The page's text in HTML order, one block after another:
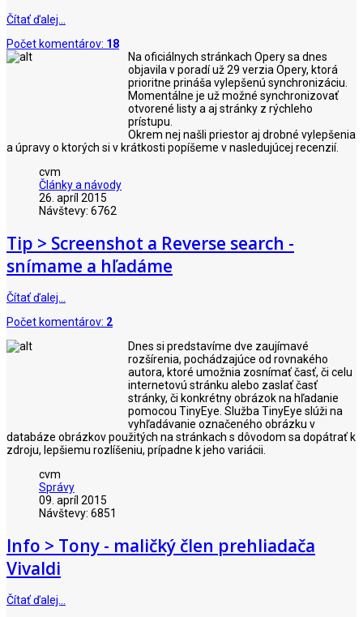
Čítať ďalej…
Počet komentárov: 18
Na oficiálnych stránkach Opery sa dnes
objavila v poradí už 29 verzia Opery, ktorá
prioritne prináša vylepšenú synchronizáciu.
Momentálne je už možné synchronizovať
otvorené listy a aj stránky z rýchleho
prístupu.
Okrem nej našli priestor aj drobné vylepšenia
a úpravy o ktorých si v krátkosti popíšeme v nasledujúcej recenzií.
cvm
Články a návody
26. apríl 2015
Návštevy: 6762
Tip > Screenshot a Reverse search -
snímame a hľadáme
Čítať ďalej…
Počet komentárov: 2
Dnes si predstavíme dve zaujímavé
rozšírenia, pochádzajúce od rovnakého
autora, ktoré umožnia zosnímať časť, či celu
internetovú stránku alebo zaslať časť
stránky, či konkrétny obrázok na hľadanie
pomocou TinyEye. Služba TinyEye slúži na
vyhľadávanie označeného obrázku v
databáze obrázkov použitých na stránkach s dôvodom sa dopátrať k
zdroju, lepšiemu rozlíšeniu, prípadne k jeho variácii.
cvm
Správy
09. apríl 2015
Návštevy: 6851
Info > Tony - maličký člen prehliadača
Vivaldi
Čítať ďalej…